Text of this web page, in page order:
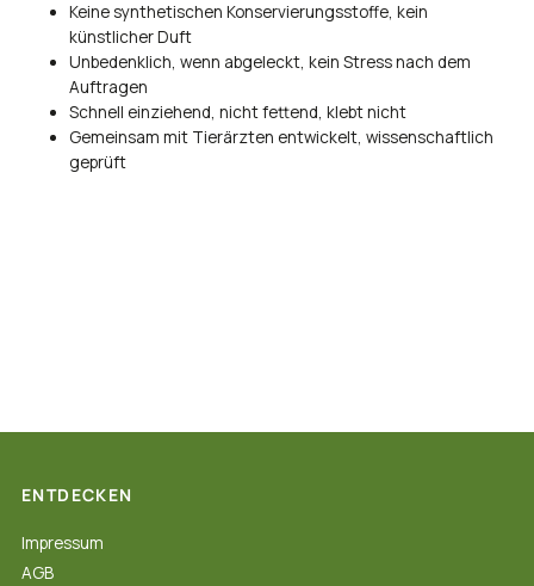
Keine synthetischen Konservierungsstoffe, kein
künstlicher Duft
Unbedenklich, wenn abgeleckt, kein Stress nach dem
Auftragen
Schnell einziehend, nicht fettend, klebt nicht
Gemeinsam mit Tierärzten entwickelt, wissenschaftlich
geprüft
ENTDECKEN
Impressum
AGB